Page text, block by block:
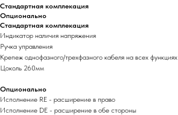
Стандартная комплекация
Опционально
Стандартная комплекация
Индикатор наличия напряжения
Ручка управления
Крепеж однофазного/трехфазного кабеля на всех функциях
Цоколь 260мм
Опционально
Исполнение RE - расширение в право
Исполнение DE - расширение в обе стороны